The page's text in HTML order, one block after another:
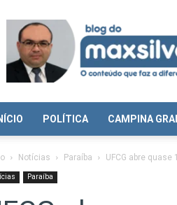
Blog
Max
Silva
POLÍTICA CAMPINA
Notícias Paraíba UFCG abre
Paraíba